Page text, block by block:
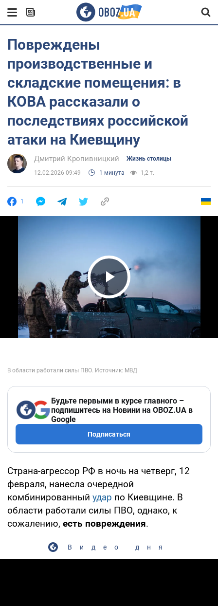
Повреждены
производственные и
складские помещения: в
КОВА рассказали о
последствиях российской
атаки на Киевщину
Дмитрий Кропивницкий Жизнь столицы
12.02.2026 09:49 1 минута 1,2 т.
1
Play Video
Будьте первыми в курсе главного –
подпишитесь на Новини на OBOZ.UA в
Google
Подписаться
Страна-агрессор РФ в ночь на четверг, 12
февраля, нанесла очередной
комбинированный удар по Киевщине. В
области работали силы ПВО, однако, к
сожалению, есть повреждения.
Видео дня